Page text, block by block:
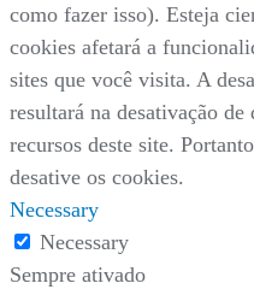
como fazer isso). Esteja
cookies afetará a
sites que você visita. A
resultará na desativação
recursos deste site.
desative os cookies.
Necessary
Necessary
Sempre ativado